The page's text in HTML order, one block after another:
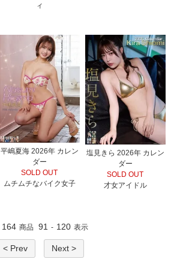
ィ
平嶋夏海 2026年 カレン
ダー
SOLD OUT
ムチムチなバイク女子
塩見きら 2026年 カレン
ダー
SOLD OUT
才女アイドル
164 商品 91 - 120 表示
< Prev Next >